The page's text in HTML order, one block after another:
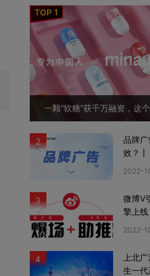
一颗“软糖”获千万融资，这
2
品牌
效？
2022-
3
微博V
擎上线
2022-
4
上北
生一